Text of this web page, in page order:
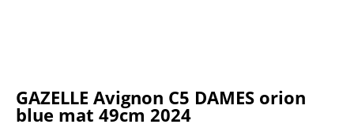
GAZELLE Avignon C5 DAMES orion
blue mat 49cm 2024